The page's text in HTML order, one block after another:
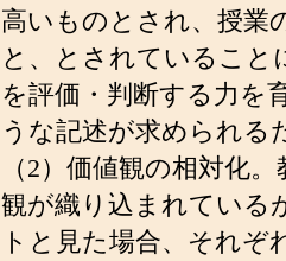
高いものとされ、授業
と、とされていること
を評価・判断する力を
うな記述が求められる
（2）価値観の相対化
観が織り込まれている
トと見た場合、それぞ